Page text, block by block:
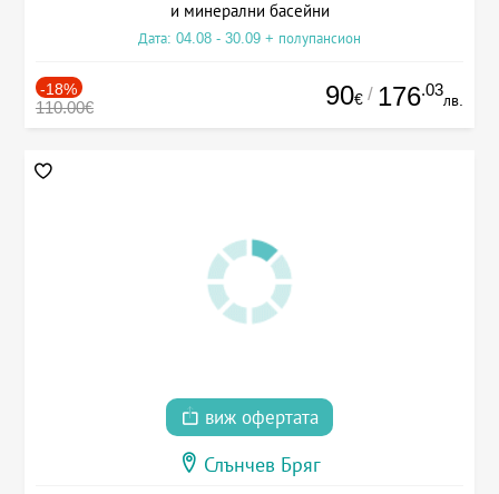
и минерални басейни
Дата: 04.08 - 30.09 + полупансион
-18%
110.00€ 90€ / 176.03
лв.
виж офертата
Слънчев Бряг